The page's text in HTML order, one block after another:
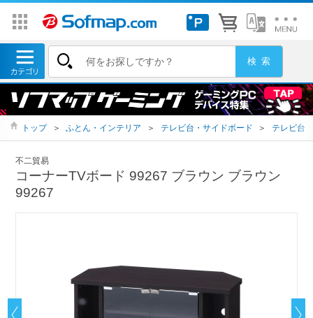
トップ ＞ ふとん・インテリア ＞ テレビ台・サイドボード ＞ テレビ台
不二貿易
コーナーTVボード 99267 ブラウン ブラウン
99267